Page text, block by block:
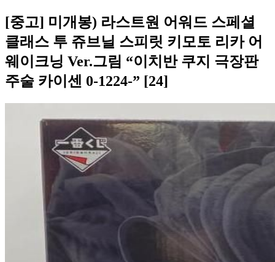
[중고] 미개봉) 라스트원 어워드 스페셜
클래스 투 쥬브닐 스피릿 키모토 리카 어
웨이크닝 Ver.그림 “이치반 쿠지 극장판
주술 카이센 0-1224-” [24]